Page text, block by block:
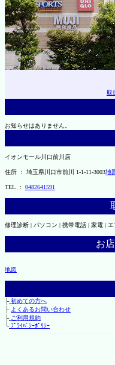
取
お知らせはありません。
イオンモール川口前川店
住所 ： 埼玉県川口市前川 1-1-11-3003地
TEL ： 0482641591
修理診断 | パソコン | 携帯電話 | 家電 |
お
地図
├初めての方へ
├ よくあるお問い合わせ
├ご利用規約
└ﾌﾟﾗｲﾊﾞｼｰﾎﾟﾘｼｰ